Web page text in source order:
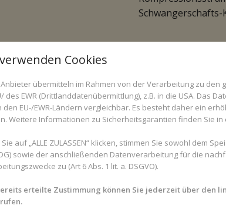
Cookies
Anbieter übermitteln im Rahmen von der Verarbeitung zu
des EWR (Drittlanddatenübermittlung), z.B. in die USA. Das
den EU-/EWR-Ländern vergleichbar. Es besteht daher ein
Weitere Informationen zu Sicherheitsgarantien finden Sie
auf „ALLE ZULASSEN“ klicken, stimmen Sie sowohl dem
sowie der anschließenden Datenverarbeitung für die
zu (Art 6 Abs. 1 lit. a. DSGVO).
erteilte Zustimmung können Sie jederzeit über den